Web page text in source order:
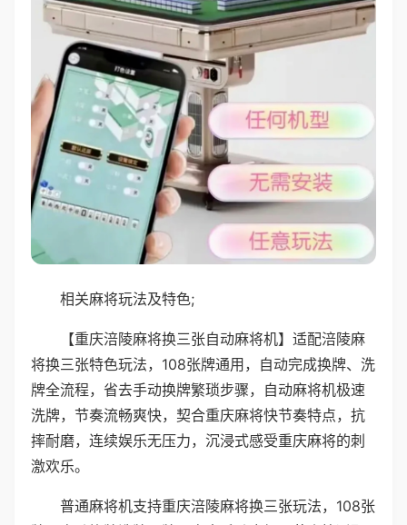
相关麻将玩法及特色;
【重庆涪陵麻将换三张自动麻将机】适配涪陵麻
将换三张特色玩法，108张牌通用，自动完成换牌、洗
牌全流程，省去手动换牌繁琐步骤，自动麻将机极速
洗牌，节奏流畅爽快，契合重庆麻将快节奏特点，抗
摔耐磨，连续娱乐无压力，沉浸式感受重庆麻将的刺
激欢乐。
普通麻将机支持重庆涪陵麻将换三张玩法，108张